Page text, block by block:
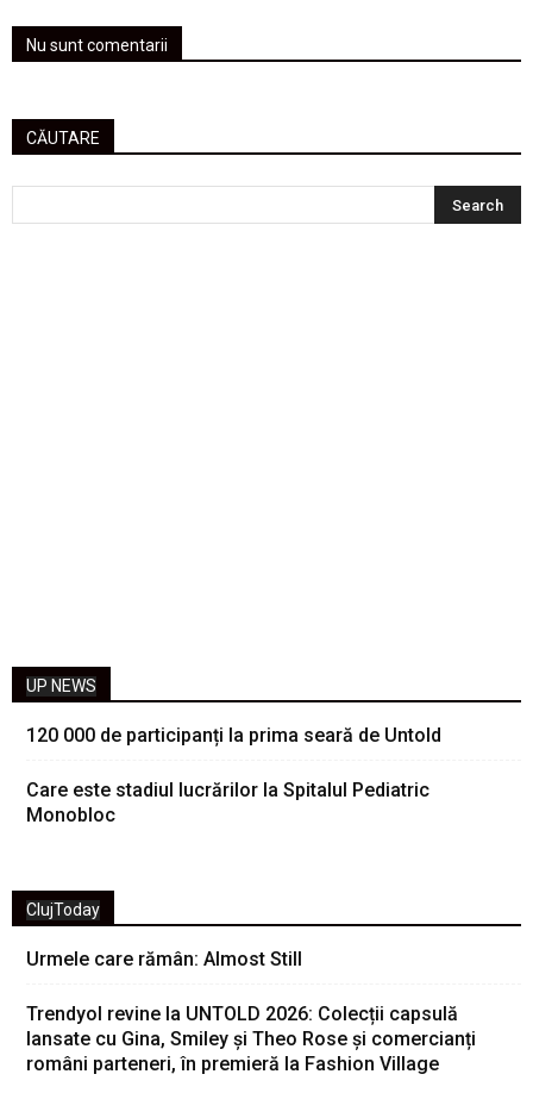
Nu sunt comentarii
CĂUTARE
UP NEWS
120 000 de participanți la prima seară de Untold
Care este stadiul lucrărilor la Spitalul Pediatric
Monobloc
ClujToday
Urmele care rămân: Almost Still
Trendyol revine la UNTOLD 2026: Colecții capsulă
lansate cu Gina, Smiley și Theo Rose și comercianți
români parteneri, în premieră la Fashion Village